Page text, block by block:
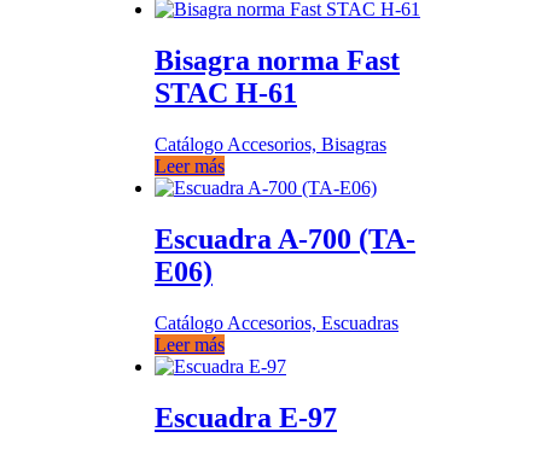
Bisagra norma Fast
STAC H-61
Catálogo Accesorios, Bisagras
Leer más
Escuadra A-700 (TA-
E06)
Catálogo Accesorios, Escuadras
Leer más
Escuadra E-97